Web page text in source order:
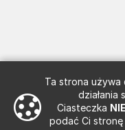
Ta strona używa
działania
Ciasteczka
podać Ci stronę